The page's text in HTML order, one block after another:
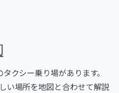
クシー乗り場があります。
い場所を地図と合わせて解説